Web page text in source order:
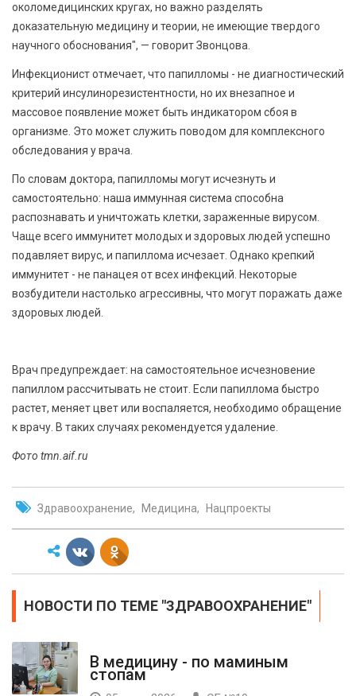
околомедицинских кругах, но важно разделять
доказательную медицину и теории, не имеющие твердого
научного обоснования", — говорит Звонцова.
Инфекционист отмечает, что папилломы - не диагностический
критерий инсулинорезистентности, но их внезапное и
массовое появление может быть индикатором сбоя в
организме. Это может служить поводом для комплексного
обследования у врача.
По словам доктора, папилломы могут исчезнуть и
самостоятельно: наша иммунная система способна
распознавать и уничтожать клетки, зараженные вирусом.
Чаще всего иммунитет молодых и здоровых людей успешно
подавляет вирус, и папиллома исчезает. Однако крепкий
иммунитет - не панацея от всех инфекций. Некоторые
возбудители настолько агрессивны, что могут поражать даже
здоровых людей.
Врач предупреждает: на самостоятельное исчезновение
папиллом рассчитывать не стоит. Если папиллома быстро
растет, меняет цвет или воспаляется, необходимо обращение
к врачу. В таких случаях рекомендуется удаление.
Фото tmn.aif.ru
Здравоохранение Медицина Нацпроекты
НОВОСТИ ПО ТЕМЕ "ЗДРАВООХРАНЕНИЕ"
В медицину - по маминым
стопам